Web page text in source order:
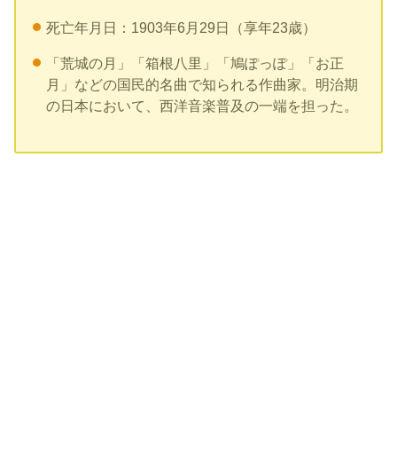
死亡年月日：1903年6月29日（享年23歳）
「荒城の月」「箱根八里」「鳩ぽっぽ」「お正
月」などの国民的名曲で知られる作曲家。明治期
の日本において、西洋音楽普及の一端を担った。